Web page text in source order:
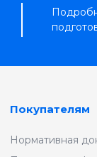
Покупателям
Нормативная